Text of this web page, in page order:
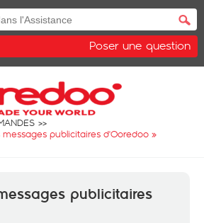
Poser une question
messages publicitaires d'Ooredoo »
publicitaires